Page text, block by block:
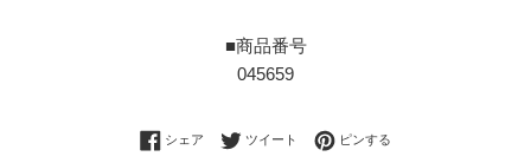
■商品番号
045659
シェア Facebookでシェアする
ツイート Twitterに投稿する
ピンする